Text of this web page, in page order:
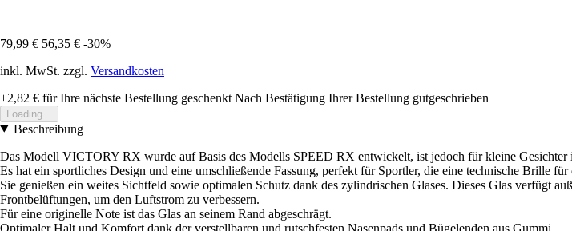
79,99 € 56,35 € -30%
inkl. MwSt. zzgl. Versandkosten
+2,82 € für Ihre nächste Bestellung geschenkt Nach Bestätigung Ihrer Bestellung gutgeschrieben
Loading...
Beschreibung
Das Modell VICTORY RX wurde auf Basis des Modells SPEED RX entwickelt, ist jedoch für kleine Gesichter
Es hat ein sportliches Design und eine umschließende Fassung, perfekt für Sportler, die eine technische Brille
Sie genießen ein weites Sichtfeld sowie optimalen Schutz dank des zylindrischen Glases. Dieses Glas verfügt
Frontbelüftungen, um den Luftstrom zu verbessern.
Für eine originelle Note ist das Glas an seinem Rand abgeschrägt.
Optimaler Halt und Komfort dank der verstellbaren und rutschfesten Nasenpads und Bügelenden aus Gummi.